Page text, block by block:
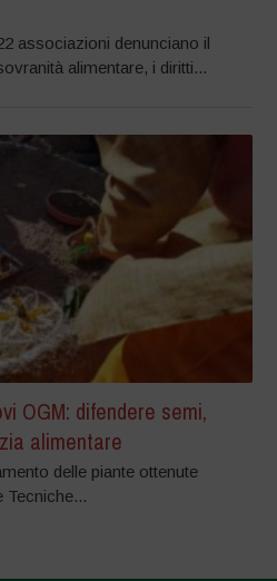
associazioni denunciano il
alimentare, i diritti...
OGM: difendere semi,
alimentare
delle piante ottenute
Tecniche...